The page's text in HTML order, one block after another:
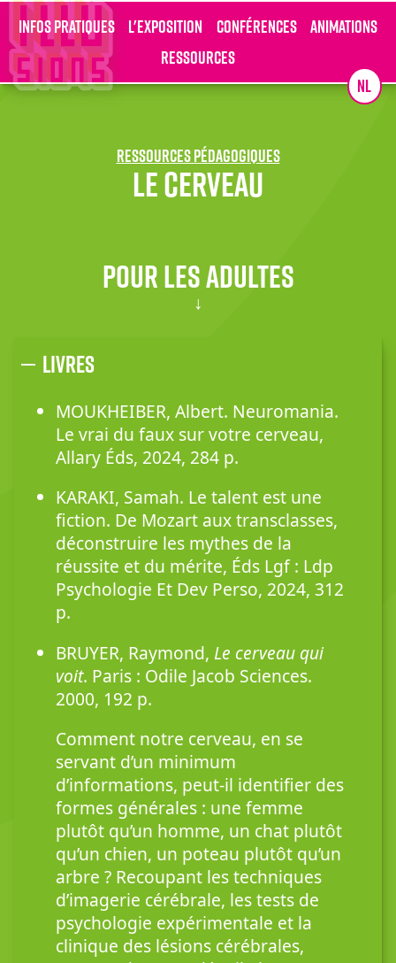
Infos pratiques L'exposition Conférences Animations
Ressources
NL
Ressources pédagogiques
Le cerveau
Pour les adultes
Livres
MOUKHEIBER, Albert. Neuromania.
Le vrai du faux sur votre cerveau,
Allary Éds, 2024, 284 p.
KARAKI, Samah. Le talent est une
fiction. De Mozart aux transclasses,
déconstruire les mythes de la
réussite et du mérite, Éds Lgf : Ldp
Psychologie Et Dev Perso, 2024, 312
p.
BRUYER, Raymond,Le cerveau qui
voit. Paris : Odile Jacob Sciences.
2000, 192 p.
Comment notre cerveau, en se
servant d’un minimum
d’informations, peut-il identifier des
formes générales : une femme
plutôt qu’un homme, un chat plutôt
qu’un chien, un poteau plutôt qu’un
arbre ? Recoupant les techniques
d’imagerie cérébrale, les tests de
psychologie expérimentale et la
clinique des lésions cérébrales,